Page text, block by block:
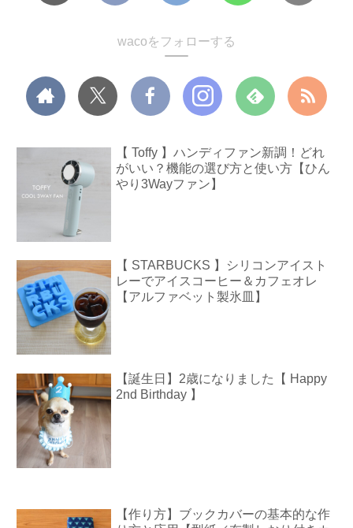
wacoをフォローする
【 Toffy 】ハンディファン新調！どれ
がいい？機能の選び方と使い方【ひん
やり3Wayファン】
【 STARBUCKS 】シリコンアイスト
レーでアイスコーヒー＆カフェオレ
【アルファベット製氷皿】
【誕生日】2歳になりました【 Happy
2nd Birthday 】
【作り方】ブックカバーの基本的な作